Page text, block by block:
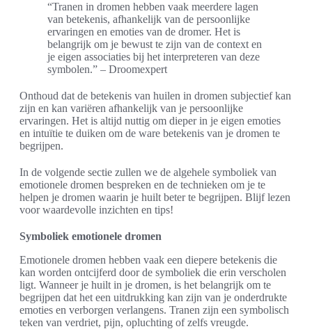
“Tranen in dromen hebben vaak meerdere lagen
van betekenis, afhankelijk van de persoonlijke
ervaringen en emoties van de dromer. Het is
belangrijk om je bewust te zijn van de context en
je eigen associaties bij het interpreteren van deze
symbolen.” – Droomexpert
Onthoud dat de betekenis van huilen in dromen subjectief kan
zijn en kan variëren afhankelijk van je persoonlijke
ervaringen. Het is altijd nuttig om dieper in je eigen emoties
en intuïtie te duiken om de ware betekenis van je dromen te
begrijpen.
In de volgende sectie zullen we de algehele symboliek van
emotionele dromen bespreken en de technieken om je te
helpen je dromen waarin je huilt beter te begrijpen. Blijf lezen
voor waardevolle inzichten en tips!
Symboliek emotionele dromen
Emotionele dromen hebben vaak een diepere betekenis die
kan worden ontcijferd door de symboliek die erin verscholen
ligt. Wanneer je huilt in je dromen, is het belangrijk om te
begrijpen dat het een uitdrukking kan zijn van je onderdrukte
emoties en verborgen verlangens. Tranen zijn een symbolisch
teken van verdriet, pijn, opluchting of zelfs vreugde.